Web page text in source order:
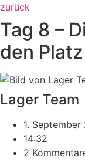
zurück
Tag 8 –
den
Lager Team
1.
14:32
2